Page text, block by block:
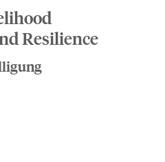
Resilience